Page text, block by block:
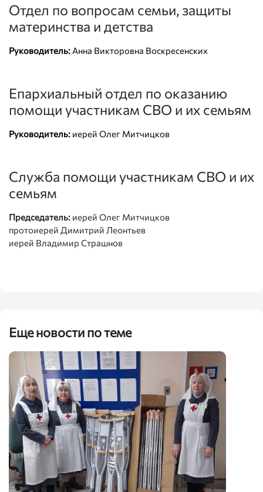
Отдел по вопросам семьи, защиты
материнства и детства
Руководитель: Анна Викторовна Воскресенских
Епархиальный отдел по оказанию
помощи участникам СВО и их семьям
Руководитель: иерей Олег Митчицков
Служба помощи участникам СВО и их
семьям
Председатель: иерей Олег Митчицков
протоиерей Димитрий Леонтьев
иерей Владимир Страшнов
Еще новости по теме